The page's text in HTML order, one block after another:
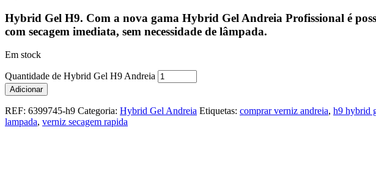
Hybrid Gel H9. Com a nova gama Hybrid Gel Andreia Profissional é
com secagem imediata, sem necessidade de lâmpada.
Em stock
Quantidade de Hybrid Gel H9 Andreia
Adicionar
REF: 6399745-h9 Categoria: Hybrid Gel Andreia Etiquetas: comprar verniz andreia, h9 hybrid
lampada, verniz secagem rapida